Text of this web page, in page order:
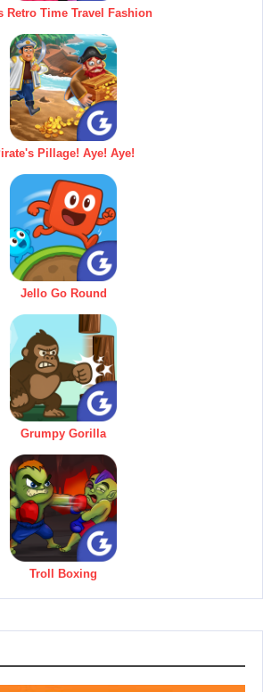
Retro Time Travel Fashion
Pillage! Aye! Aye!
Jello Go Round
Grumpy Gorilla
Troll Boxing